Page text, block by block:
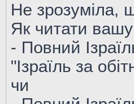
Не зрозуміла,
Як читати вашу
- Повний
"Ізраїль за
чи